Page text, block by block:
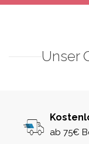
Unser
ab 75€